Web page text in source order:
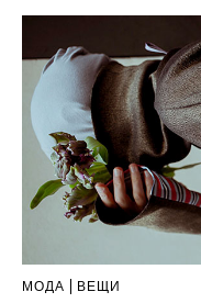
МОДА ВЕЩИ